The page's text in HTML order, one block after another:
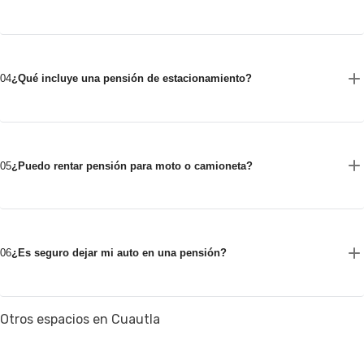
04¿Qué incluye una pensión de estacionamiento?
05¿Puedo rentar pensión para moto o camioneta?
06¿Es seguro dejar mi auto en una pensión?
Otros espacios en Cuautla